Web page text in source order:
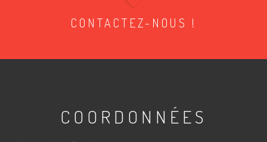
CONTACTEZ-NOUS !
COORDONNÉES